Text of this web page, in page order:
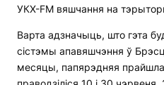
УКХ-FM вяшчання на
Варта адзначыць, што гэта
сістэмы апавяшчэння ў
месяцы, папярэдняя